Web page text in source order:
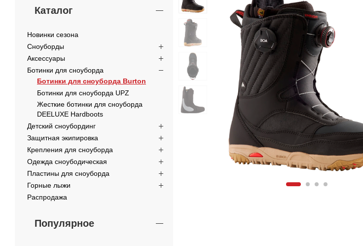
Каталог
Новинки сезона
Сноуборды
Аксессуары
Ботинки для сноуборда
Ботинки для сноуборда Burton
Ботинки для сноуборда UPZ
Жесткие ботинки для сноуборда
DEELUXE Hardboots
Детский сноубординг
Защитная экипировка
Крепления для сноуборда
Одежда сноубодическая
Пластины для сноуборда
Горные лыжи
Распродажа
Популярное